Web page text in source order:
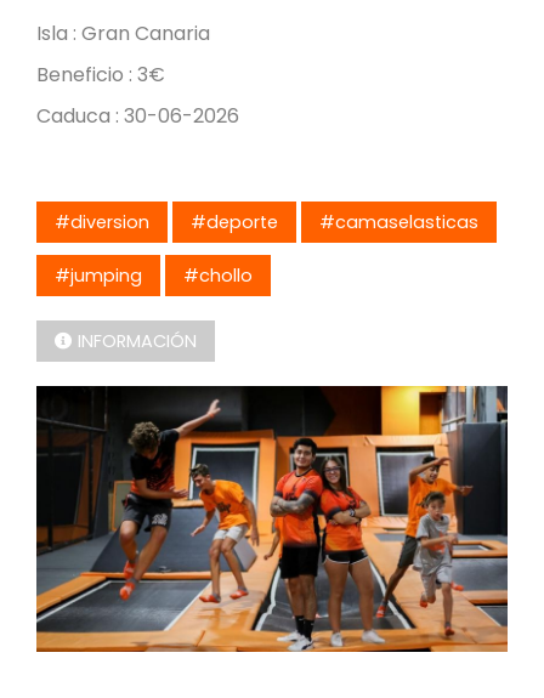
Isla : Gran Canaria
Beneficio : 3€
Caduca : 30-06-2026
#diversion #deporte #camaselasticas
#jumping #chollo
INFORMACIÓN